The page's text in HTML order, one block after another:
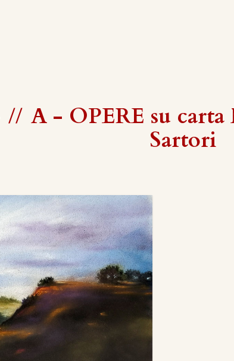
// A - OPERE su
Sartori